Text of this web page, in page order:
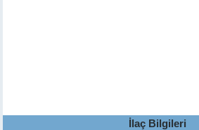
İlaç Bilgileri